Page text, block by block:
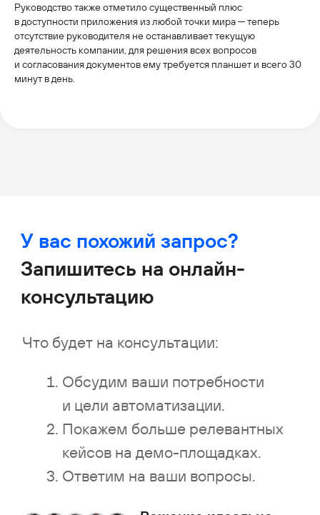
Руководство также отметило существенный плюс
в доступности приложения из любой точки мира ─ теперь
отсутствие руководителя не останавливает текущую
деятельность компании, для решения всех вопросов
и согласования документов ему требуется планшет и всего 30
минут в день.
кейсов на демо-площадках.
Ответим на ваши вопросы.
Отправить
Нажимая на кнопку, я принимаюсоглашение
об обработке персональных данных
Решение идеально
для enterprise-компаний
Кейсы внедрения «Первой